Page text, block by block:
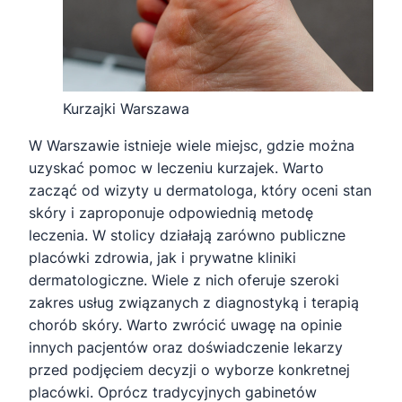
Kurzajki Warszawa
W Warszawie istnieje wiele miejsc, gdzie można
uzyskać pomoc w leczeniu kurzajek. Warto
zacząć od wizyty u dermatologa, który oceni stan
skóry i zaproponuje odpowiednią metodę
leczenia. W stolicy działają zarówno publiczne
placówki zdrowia, jak i prywatne kliniki
dermatologiczne. Wiele z nich oferuje szeroki
zakres usług związanych z diagnostyką i terapią
chorób skóry. Warto zwrócić uwagę na opinie
innych pacjentów oraz doświadczenie lekarzy
przed podjęciem decyzji o wyborze konkretnej
placówki. Oprócz tradycyjnych gabinetów